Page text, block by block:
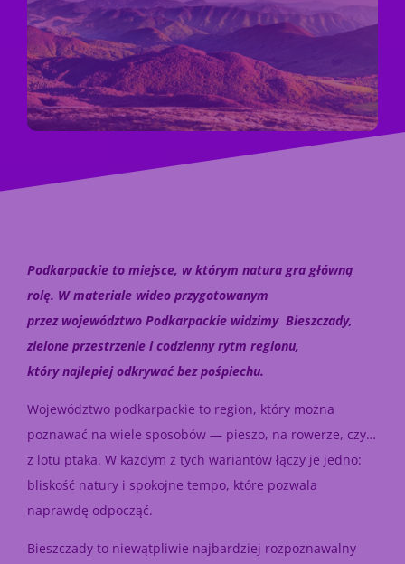
Podkarpackie to miejsce, w którym natura gra główną
rolę. W materiale wideo przygotowanym
przez województwo Podkarpackie widzimy Bieszczady,
zielone przestrzenie i codzienny rytm regionu,
który najlepiej odkrywać bez pośpiechu.
Województwo podkarpackie to region, który można
poznawać na wiele sposobów — pieszo, na rowerze, czy…
z lotu ptaka. W każdym z tych wariantów łączy je jedno:
bliskość natury i spokojne tempo, które pozwala
naprawdę odpocząć.
Bieszczady to niewątpliwie najbardziej rozpoznawalny